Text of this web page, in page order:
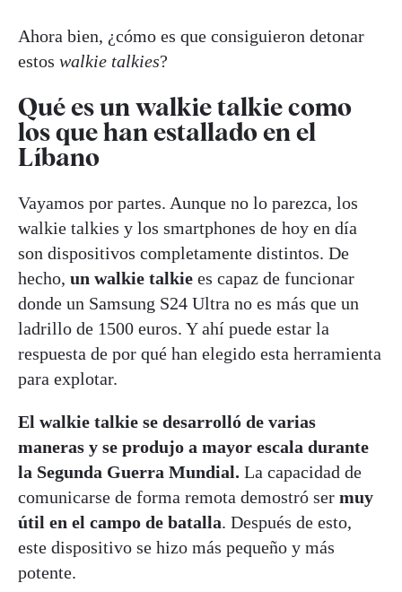
Ahora bien, ¿cómo es que consiguieron detonar
estos walkie talkies?
Qué es un walkie talkie como
los que han estallado en el
Líbano
Vayamos por partes. Aunque no lo parezca, los
walkie talkies y los smartphones de hoy en día
son dispositivos completamente distintos. De
hecho, un walkie talkie es capaz de funcionar
donde un Samsung S24 Ultra no es más que un
ladrillo de 1500 euros. Y ahí puede estar la
respuesta de por qué han elegido esta herramienta
para explotar.
El walkie talkie se desarrolló de varias
maneras y se produjo a mayor escala durante
la Segunda Guerra Mundial. La capacidad de
comunicarse de forma remota demostró ser muy
útil en el campo de batalla. Después de esto,
este dispositivo se hizo más pequeño y más
potente.